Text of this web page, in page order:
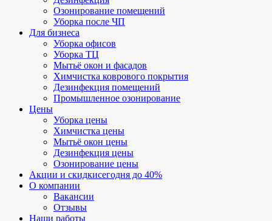
Озонирование помещений
Уборка после ЧП
Для бизнеса
Уборка офисов
Уборка ТЦ
Мытьё окон и фасадов
Химчистка коврового покрытия
Дезинфекция помещений
Промышленное озонирование
Цены
Уборка цены
Химчистка цены
Мытьё окон цены
Дезинфекция цены
Озонирование цены
Акции и скидкисегодня до 40%
О компании
Вакансии
Отзывы
Наши работы